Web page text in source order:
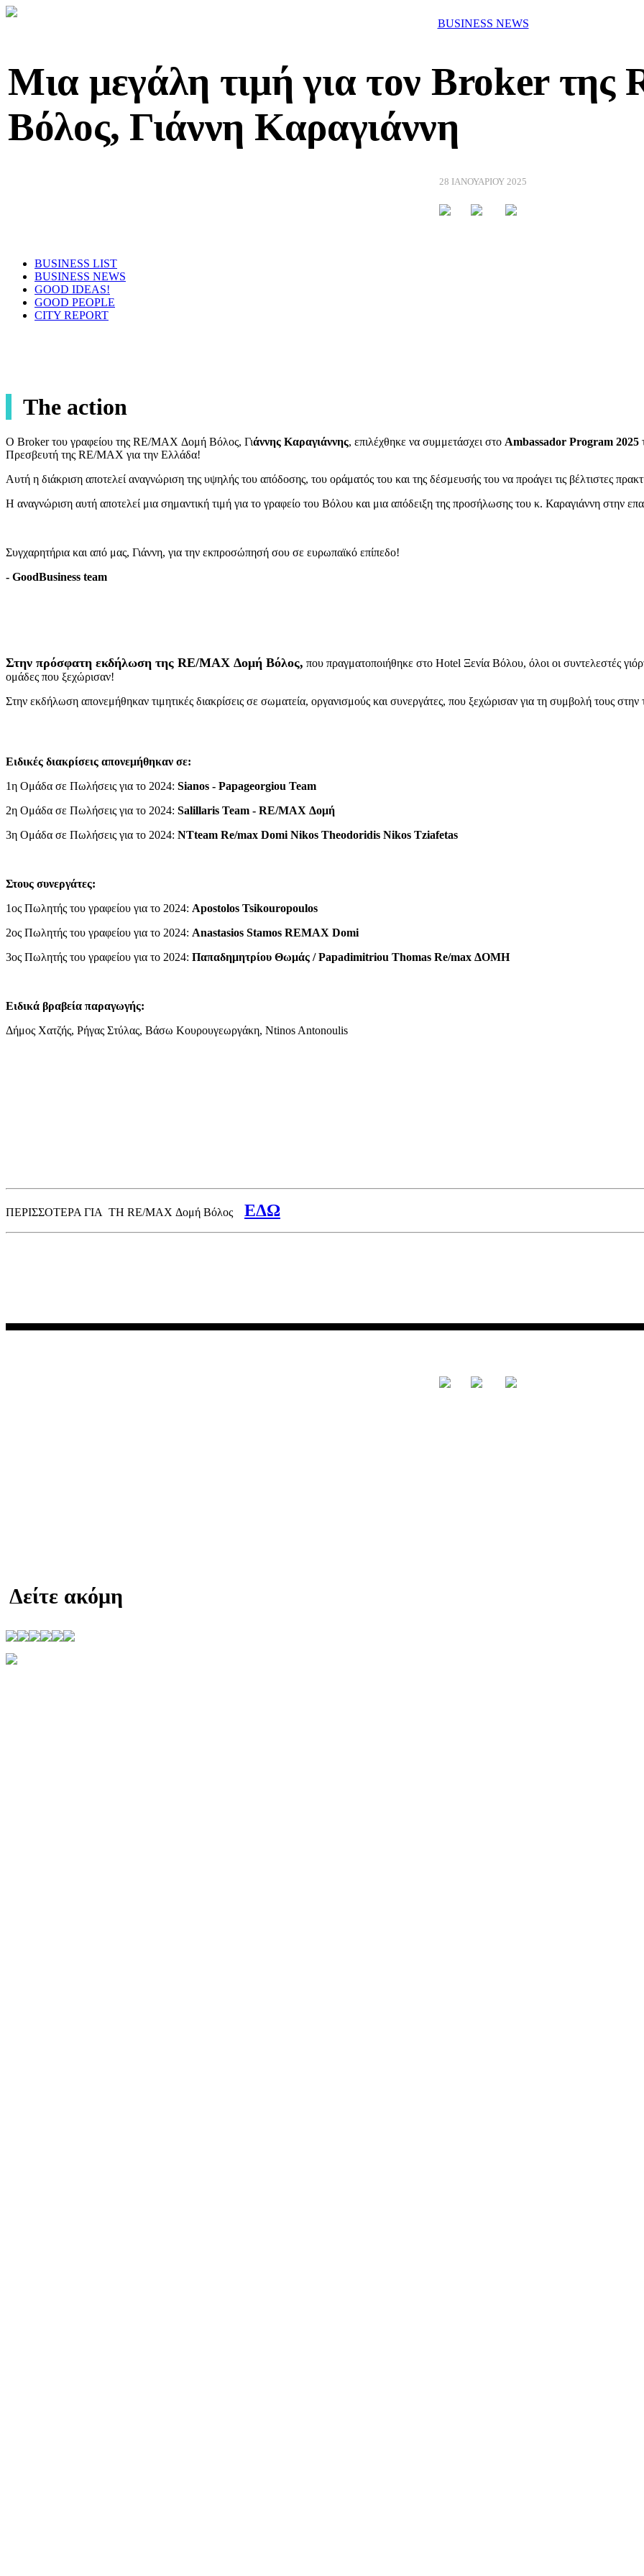
BUSINESS NEWS
Μια μεγάλη τιμή για τον Βroker
Βόλος, Γιάννη Καραγιάννη
28 ΙΑΝΟΥΑΡΙΟΥ 2025
BUSINESS LIST
BUSINESS NEWS
GOOD IDEAS!
GOOD PEOPLE
CITY REPORT
The action
Ο Broker του γραφείου της RE/MAX Δομή Βόλος, Γιάννης Καραγιάννης, επιλέχθηκε να συμμετάσχει στο Ambassador Program 2025
Πρεσβευτή της RE/MAX για την Ελλάδα!
Αυτή η διάκριση αποτελεί αναγνώριση της υψηλής του απόδοσης, του οράματός του και της δέσμευσής του να προάγει τις βέλτιστες
Η αναγνώριση αυτή αποτελεί μια σημαντική τιμή για το γραφείο του Βόλου και μια απόδειξη της προσήλωσης του κ. Καραγιάννη στην
Συγχαρητήρια και από μας, Γιάννη, για την εκπροσώπησή σου σε ευρωπαϊκό επίπεδο!
- GoodBusiness team
Στην πρόσφατη εκδήλωση της RE/MAX Δομή Βόλος, που πραγματοποιήθηκε στο Hotel Ξενία Βόλου, όλοι οι συντελεστές
ομάδες που ξεχώρισαν!
Στην εκδήλωση απονεμήθηκαν τιμητικές διακρίσεις σε σωματεία, οργανισμούς και συνεργάτες, που ξεχώρισαν για τη συμβολή τους στην
Ειδικές διακρίσεις απονεμήθηκαν σε:
1η Ομάδα σε Πωλήσεις για το 2024: Sianos - Papageorgiou Team
2η Ομάδα σε Πωλήσεις για το 2024: Salillaris Team - RE/MAX Δομή
3η Ομάδα σε Πωλήσεις για το 2024: NTteam Re/max Domi Nikos Theodoridis Nikos Tziafetas
Στους συνεργάτες:
1ος Πωλητής του γραφείου για το 2024: Apostolos Tsikouropoulos
2ος Πωλητής του γραφείου για το 2024: Anastasios Stamos REMAX Domi
3ος Πωλητής του γραφείου για το 2024: Παπαδημητρίου Θωμάς / Papadimitriou Thomas Re/max ΔΟΜΗ
Ειδικά βραβεία παραγωγής:
Δήμος Χατζής, Ρήγας Στύλας, Βάσω Κουρουγεωργάκη, Ntinos Antonoulis
ΠΕΡΙΣΣΟΤΕΡΑ ΓΙΑ ΤΗ RE/MAX Δομή Βόλος ΕΔΩ
Δείτε ακόμη